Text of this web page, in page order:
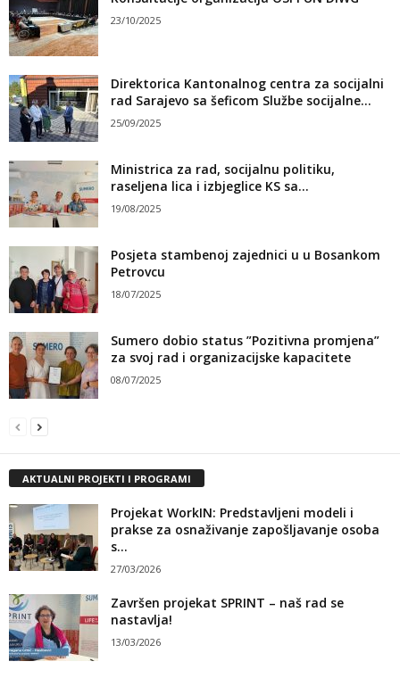
23/10/2025
Direktorica Kantonalnog centra za socijalni
rad Sarajevo sa šeficom Službe socijalne...
25/09/2025
Ministrica za rad, socijalnu politiku,
raseljena lica i izbjeglice KS sa...
19/08/2025
Posjeta stambenoj zajednici u u Bosankom
Petrovcu
18/07/2025
Sumero dobio status ”Pozitivna promjena”
za svoj rad i organizacijske kapacitete
08/07/2025
AKTUALNI PROJEKTI I PROGRAMI
Projekat WorkIN: Predstavljeni modeli i
prakse za osnaživanje zapošljavanje osoba
s...
27/03/2026
Završen projekat SPRINT – naš rad se
nastavlja!
13/03/2026